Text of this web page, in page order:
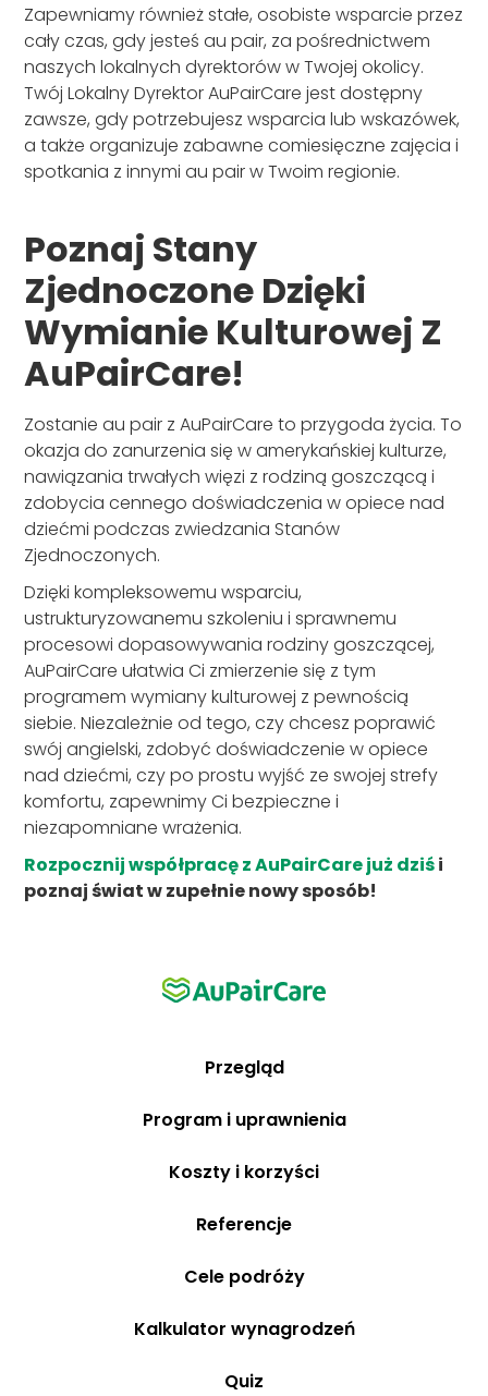
Zapewniamy również stałe, osobiste wsparcie przez
cały czas, gdy jesteś au pair, za pośrednictwem
naszych lokalnych dyrektorów w Twojej okolicy.
Twój Lokalny Dyrektor AuPairCare jest dostępny
zawsze, gdy potrzebujesz wsparcia lub wskazówek,
a także organizuje zabawne comiesięczne zajęcia i
spotkania z innymi au pair w Twoim regionie.
Poznaj Stany
Zjednoczone Dzięki
Wymianie Kulturowej Z
AuPairCare!
Zostanie au pair z AuPairCare to przygoda życia. To
okazja do zanurzenia się w amerykańskiej kulturze,
nawiązania trwałych więzi z rodziną goszczącą i
zdobycia cennego doświadczenia w opiece nad
dziećmi podczas zwiedzania Stanów
Zjednoczonych.
Dzięki kompleksowemu wsparciu,
ustrukturyzowanemu szkoleniu i sprawnemu
procesowi dopasowywania rodziny goszczącej,
AuPairCare ułatwia Ci zmierzenie się z tym
programem wymiany kulturowej z pewnością
siebie. Niezależnie od tego, czy chcesz poprawić
swój angielski, zdobyć doświadczenie w opiece
nad dziećmi, czy po prostu wyjść ze swojej strefy
komfortu, zapewnimy Ci bezpieczne i
niezapomniane wrażenia.
Rozpocznij współpracę z AuPairCare już dziśi
poznaj świat w zupełnie nowy sposób!
Przegląd
Program i uprawnienia
Koszty i korzyści
Referencje
Cele podróży
Kalkulator wynagrodzeń
Quiz